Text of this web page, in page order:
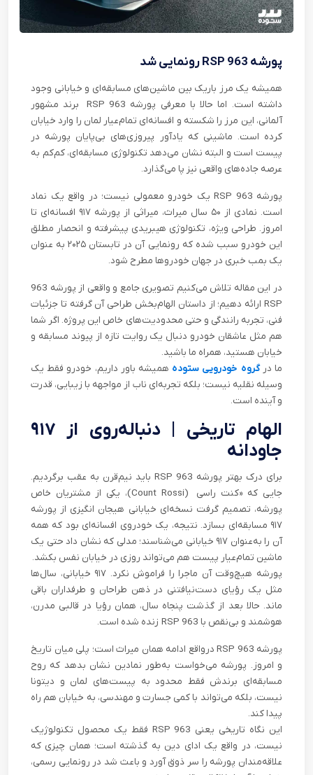
پورشه 963 RSP رونمایی شد
همیشه یک مرز باریک بین ماشین‌های مسابقه‌ای و خیابانی وجود
داشته است. اما حالا با معرفی پورشه 963 RSP برند مشهور
آلمانی، این مرز را شکسته و افسانه‌‌ای تمام‌عیار لمان را وارد خیابان
کرده است. ماشینی که یادآور پیروزی‌های بی‌پایان پورشه در
پیست است و البته نشان می‌دهد تکنولوژی مسابقه‌ای، کم‌کم به
عرصه جاده‌های واقعی نیز پا می‌گذارد.
پورشه 963 RSP یک خودرو معمولی نیست؛ در واقع یک نماد
است. نمادی از ۵۰ سال میراث، میراثی از پورشه ۹۱۷ افسانه‌ای تا
امروز. طراحی ویژه، تکنولوژی هیبریدی پیشرفته و انحصار مطلق
این خودرو سبب شده که رونمایی آن در تابستان ۲۰۲۵ به عنوان
یک بمب خبری در جهان خودروها مطرح شود.
در این مقاله تلاش می‌کنیم تصویری جامع و واقعی از پورشه 963
RSP ارائه دهیم؛ از داستان الهام‌بخش طراحی آن گرفته تا جزئیات
فنی، تجربه‌ رانندگی و حتی محدودیت‌های خاص این پروژه. اگر شما
هم مثل عاشقان خودرو دنبال یک روایت تازه از پیوند مسابقه و
خیابان هستید، همراه ما باشید.
ما درگروه خودرویی ستوده همیشه باور داریم، خودرو فقط یک
وسیله نقلیه نیست؛ بلکه تجربه‌ای ناب از مواجهه با زیبایی، قدرت
و آینده است.
الهام تاریخی | دنباله‌روی از ۹۱۷
جاودانه
برای درک بهتر پورشه 963 RSP باید نیم‌قرن به عقب برگردیم.
جایی که «کنت راسی (Count Rossi)، یکی از مشتریان خاص
پورشه، تصمیم گرفت نسخه‌ای خیابانی هیجان انگیزی از پورشه
۹۱۷ مسابقه‌ای بسازد. نتیجه، یک خودروی افسانه‌ای بود که همه
آن را به‌عنوان ۹۱۷ خیابانی می‌شناسند؛ مدلی که نشان داد حتی یک
ماشین تمام‌عیار پیست هم می‌تواند روزی در خیابان نفس بکشد.
پورشه هیچ‌وقت آن ماجرا را فراموش نکرد. ۹۱۷ خیابانی، سال‌ها
مثل یک رؤیای دست‌نیافتنی در ذهن طراحان و طرفداران باقی
ماند. حالا بعد از گذشت پنجاه سال، همان رؤیا در قالبی مدرن،
هوشمند و بی‌نقص با 963 RSP زنده شده است.
پورشه 963 RSP درواقع ادامه همان میراث است؛ پلی میان تاریخ
و امروز. پورشه می‌خواست به‌طور نمادین نشان بدهد که روح
مسابقه‌ای برندش فقط محدود به پیست‌های لمان و دیتونا
نیست، بلکه می‌تواند با کمی جسارت و مهندسی، به خیابان هم راه
پیدا کند.
این نگاه تاریخی یعنی 963 RSP فقط یک محصول تکنولوژیک
نیست، در واقع یک ادای دین به گذشته است؛ همان چیزی که
علاقه‌مندان پورشه را سر ذوق آورد و باعث شد در رونمایی رسمی،